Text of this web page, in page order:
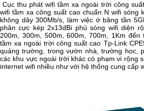
Cục thu phát wifi tầm xa ngoài trời công
wifi tầm xa công suất cao chuẩn N wifi sóng
không dây 300Mb/s, làm việc ở băng tần
phân cực kép 2x13dBi phủ sóng wifi diện
200m, 300m, 500m, 600m, 700m, 1Km đến
tầm xa ngoài trời công suất cao Tp-Link
quảng trường, trong vườn nhà, trường học,
các khu vực ngoài trời khác có phạm vi rộng
internet wifi nhiều như với hệ thống cung cấp